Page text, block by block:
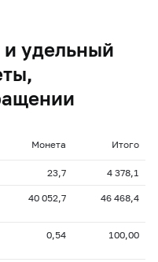
удельный
Монета Итого
23,7 4 378,1
40 052,7 46 468,4
0,54 100,00